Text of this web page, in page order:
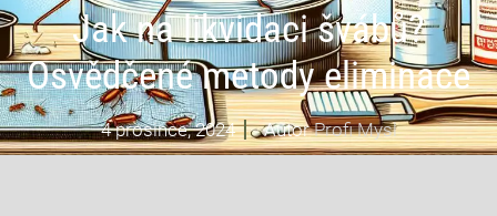
Jak na likvidaci švábů?
Osvědčené metody eliminace
4 prosince, 2024 AutorProfi Mysl